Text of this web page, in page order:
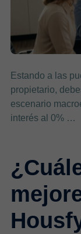
Estando a las
propietario,
escenario
interés al 0% …